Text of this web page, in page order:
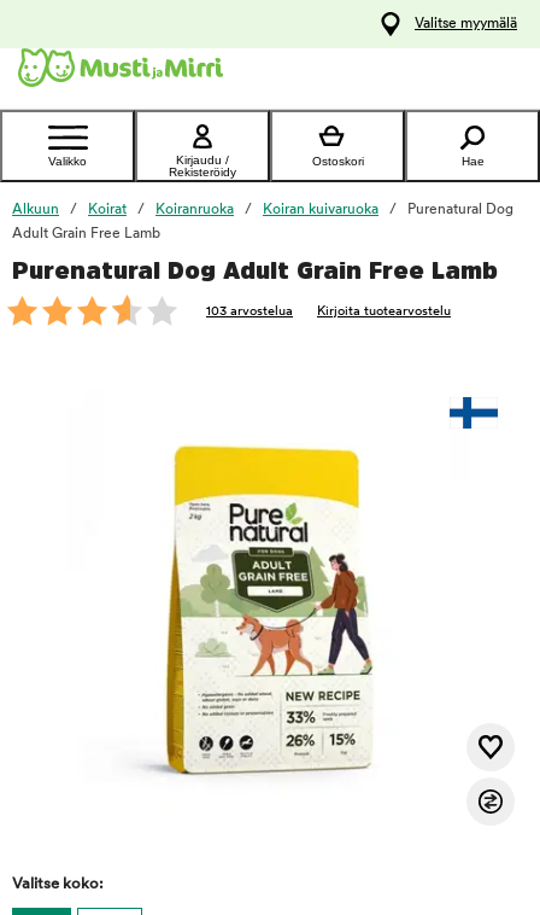
Ota yhteyttä
asiakaspalveluun
Valitse myymälä
Valikko
Kirjaudu /
Rekisteröidy
Ostoskori Hae
Alkuun Koirat Koiranruoka Koiran kuivaruoka
Purenatural Dog
Adult Grain Free Lamb
Purenatural Dog Adult Grain Free Lamb
103 arvostelua Kirjoita tuotearvostelu
Valitse koko:
foo